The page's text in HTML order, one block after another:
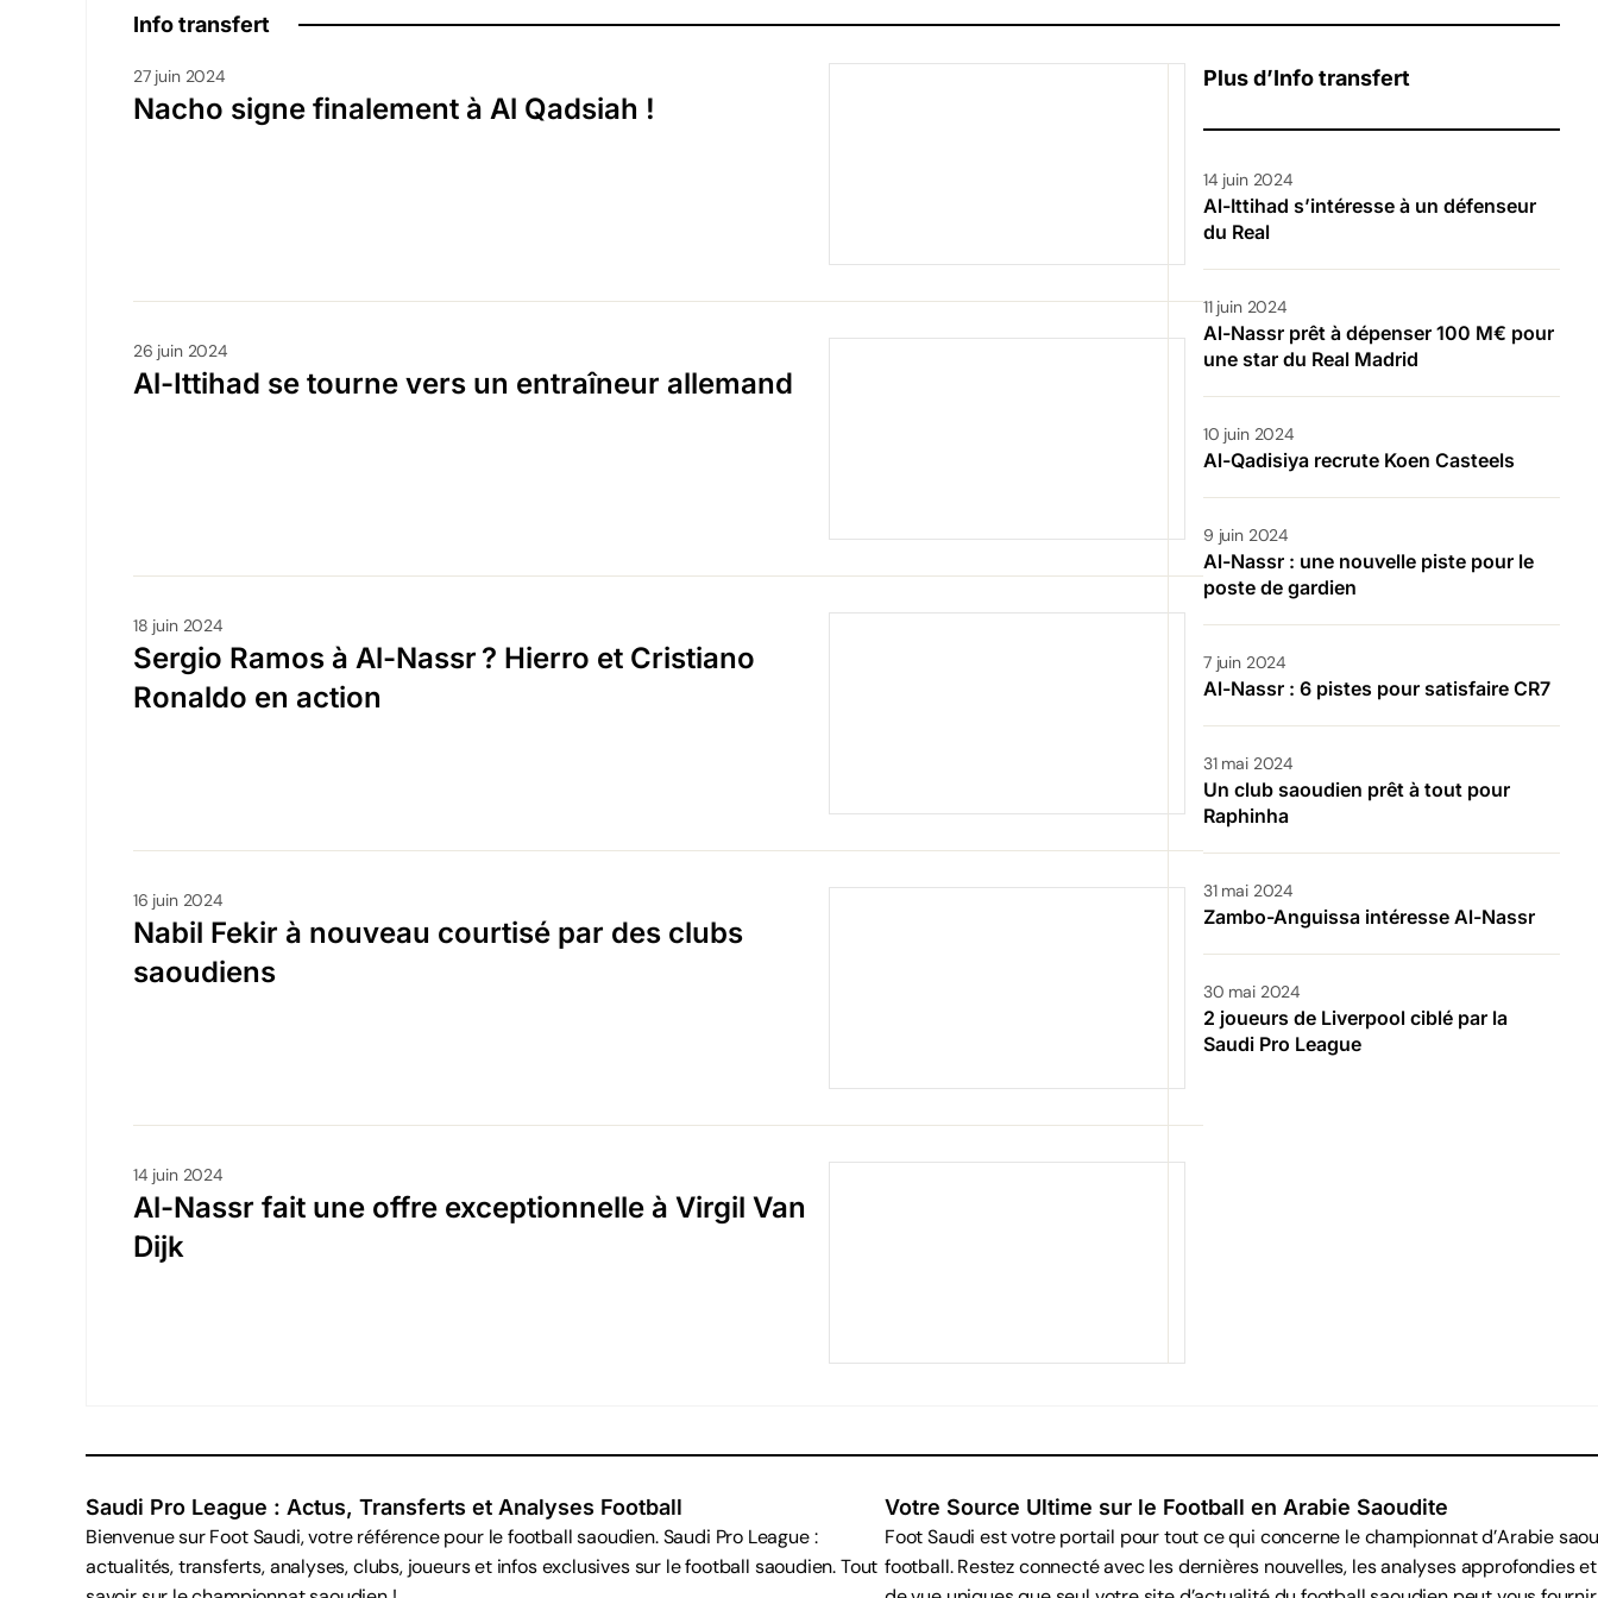
Info transfert
27 juin 2024
Nacho signe finalement à Al Qadsiah !
26 juin 2024
Al-Ittihad se tourne vers un entraîneur allemand
18 juin 2024
Sergio Ramos à Al-Nassr ? Hierro et Cristiano
Ronaldo en action
16 juin 2024
Nabil Fekir à nouveau courtisé par des clubs
saoudiens
14 juin 2024
Al-Nassr fait une offre exceptionnelle à Virgil Van
Dijk
Plus d’Info transfert
14 juin 2024
Al-Ittihad s’intéresse à un défenseur
du Real
11 juin 2024
Al-Nassr prêt à dépenser 100 M€ pour
une star du Real Madrid
10 juin 2024
Al-Qadisiya recrute Koen Casteels
9 juin 2024
Al-Nassr : une nouvelle piste pour le
poste de gardien
7 juin 2024
Al-Nassr : 6 pistes pour satisfaire CR7
31 mai 2024
Un club saoudien prêt à tout pour
Raphinha
31 mai 2024
Zambo-Anguissa intéresse Al-Nassr
30 mai 2024
2 joueurs de Liverpool ciblé par la
Saudi Pro League
Saudi Pro League : Actus, Transferts et Analyses Football
Bienvenue sur Foot Saudi, votre référence pour le football saoudien. Saudi Pro League :
actualités, transferts, analyses, clubs, joueurs et infos exclusives sur le football saoudien. Tout
Votre Source Ultime sur le Football en Arabie Saoudite
Foot Saudi est votre portail pour tout ce qui concerne le championnat d’Arabie
football. Restez connecté avec les dernières nouvelles, les analyses approfondies